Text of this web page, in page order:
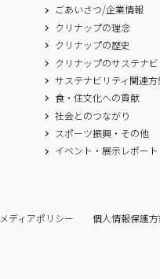
ごあいさつ/企業情報
クリナップの理念
クリナップの歴史
クリナップのサステナビ
サステナビリティ関連
食・住文化への貢献
社会とのつながり
スポーツ振興・その他
イベント・展示レポート
ディアポリシー 個人情報保護